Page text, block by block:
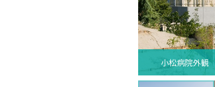
小松病院外観